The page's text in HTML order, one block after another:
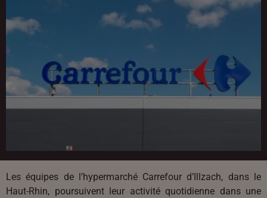
Les équipes de l’hypermarché Carrefour d’Illzach, dans le
Haut-Rhin, poursuivent leur activité quotidienne dans une